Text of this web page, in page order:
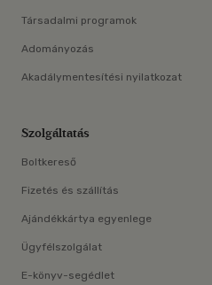
Társadalmi programok
Adományozás
Akadálymentesítési nyilatkozat
Szolgáltatás
Boltkereső
Fizetés és szállítás
Ajándékkártya egyenlege
Ügyfélszolgálat
E-könyv-segédlet